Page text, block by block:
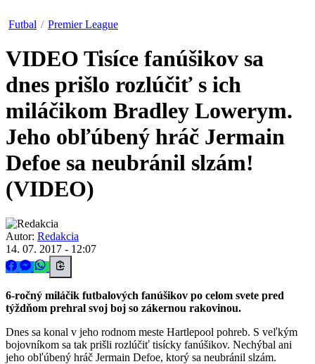
Futbal / Premier League
VIDEO Tisíce fanúšikov sa
dnes prišlo rozlúčiť s ich
miláčikom Bradley Lowerym.
Jeho obľúbený hráč Jermain
Defoe sa neubránil slzám!
(VIDEO)
Autor: Redakcia
14. 07. 2017 - 12:07
6-ročný miláčik futbalových fanúšikov po celom svete pred
týždňom prehral svoj boj so zákernou rakovinou.
Dnes sa konal v jeho rodnom meste Hartlepool pohreb. S veľkým
bojovníkom sa tak prišli rozlúčiť tisícky fanúšikov. Nechýbal ani
jeho obľúbený hráč Jermain Defoe, ktorý sa neubránil slzám.